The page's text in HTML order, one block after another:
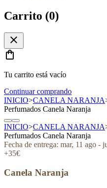
Carrito (0)
close
shopping_bag
Tu carrito está vacío
Continuar comprando
INICIO>CANELA NARANJA
Perfumados Canela Naranja
INICIO>CANELA NARANJA
Perfumados Canela Naranja
Fecha de entrega: mar, 11 ago -
+35€
Canela Naranja